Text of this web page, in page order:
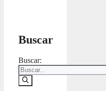
Buscar
Buscar: